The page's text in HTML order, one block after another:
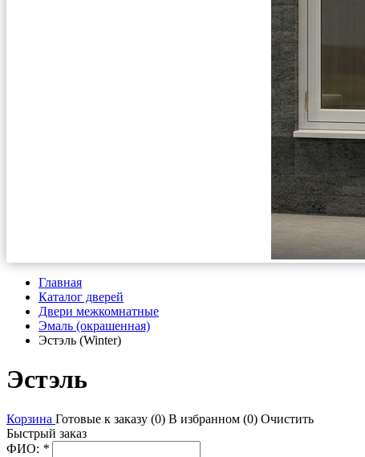
Главная
Каталог дверей
Двери межкомнатные
Эмаль (окрашенная)
Эстэль (Winter)
Эстэль
Корзина Готовые к заказу (0) В избранном (0) Очистить
Быстрый заказ
ФИО: *